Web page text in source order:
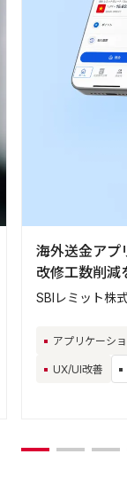
海外送金アプ
改修工数削減
SBIレミット株
アプリケーシ
UX/UI改善